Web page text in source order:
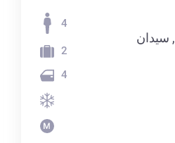
4
2
4